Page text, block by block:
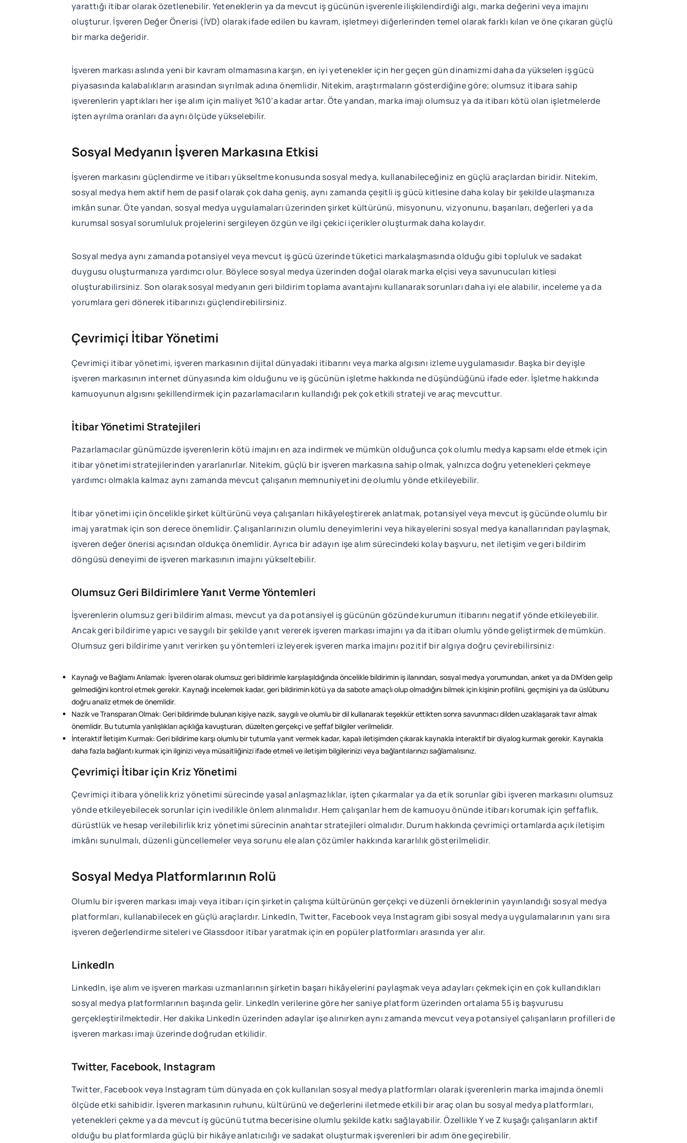
yarattığı itibar olarak özetlenebilir. Yeteneklerin ya da mevcut iş gücünün işverenle ilişkilendirdiği algı, marka değerini veya imajını
oluşturur. İşveren Değer Önerisi (İVD) olarak ifade edilen bu kavram, işletmeyi diğerlerinden temel olarak farklı kılan ve öne çıkaran güçlü
bir marka değeridir.
İşveren markası aslında yeni bir kavram olmamasına karşın, en iyi yetenekler için her geçen gün dinamizmi daha da yükselen iş gücü
piyasasında kalabalıkların arasından sıyrılmak adına önemlidir. Nitekim, araştırmaların gösterdiğine göre; olumsuz itibara sahip
işverenlerin yaptıkları her işe alım için maliyet %10’a kadar artar. Öte yandan, marka imajı olumsuz ya da itibarı kötü olan işletmelerde
işten ayrılma oranları da aynı ölçüde yükselebilir.
Sosyal Medyanın İşveren Markasına Etkisi
İşveren markasını güçlendirme ve itibarı yükseltme konusunda sosyal medya, kullanabileceğiniz en güçlü araçlardan biridir. Nitekim,
sosyal medya hem aktif hem de pasif olarak çok daha geniş, aynı zamanda çeşitli iş gücü kitlesine daha kolay bir şekilde ulaşmanıza
imkân sunar. Öte yandan, sosyal medya uygulamaları üzerinden şirket kültürünü, misyonunu, vizyonunu, başarıları, değerleri ya da
kurumsal sosyal sorumluluk projelerini sergileyen özgün ve ilgi çekici içerikler oluşturmak daha kolaydır.
Sosyal medya aynı zamanda potansiyel veya mevcut iş gücü üzerinde tüketici markalaşmasında olduğu gibi topluluk ve sadakat
duygusu oluşturmanıza yardımcı olur. Böylece sosyal medya üzerinden doğal olarak marka elçisi veya savunucuları kitlesi
oluşturabilirsiniz. Son olarak sosyal medyanın geri bildirim toplama avantajını kullanarak sorunları daha iyi ele alabilir, inceleme ya da
yorumlara geri dönerek itibarınızı güçlendirebilirsiniz.
Çevrimiçi İtibar Yönetimi
Çevrimiçi itibar yönetimi, işveren markasının dijital dünyadaki itibarını veya marka algısını izleme uygulamasıdır. Başka bir deyişle
işveren markasının internet dünyasında kim olduğunu ve iş gücünün işletme hakkında ne düşündüğünü ifade eder. İşletme hakkında
kamuoyunun algısını şekillendirmek için pazarlamacıların kullandığı pek çok etkili strateji ve araç mevcuttur.
İtibar Yönetimi Stratejileri
Pazarlamacılar günümüzde işverenlerin kötü imajını en aza indirmek ve mümkün olduğunca çok olumlu medya kapsamı elde etmek için
itibar yönetimi stratejilerinden yararlanırlar. Nitekim, güçlü bir işveren markasına sahip olmak, yalnızca doğru yetenekleri çekmeye
yardımcı olmakla kalmaz aynı zamanda mevcut çalışanın memnuniyetini de olumlu yönde etkileyebilir.
İtibar yönetimi için öncelikle şirket kültürünü veya çalışanları hikâyeleştirerek anlatmak, potansiyel veya mevcut iş gücünde olumlu bir
imaj yaratmak için son derece önemlidir. Çalışanlarınızın olumlu deneyimlerini veya hikayelerini sosyal medya kanallarından paylaşmak,
işveren değer önerisi açısından oldukça önemlidir. Ayrıca bir adayın işe alım sürecindeki kolay başvuru, net iletişim ve geri bildirim
döngüsü deneyimi de işveren markasının imajını yükseltebilir.
Olumsuz Geri Bildirimlere Yanıt Verme Yöntemleri
İşverenlerin olumsuz geri bildirim alması, mevcut ya da potansiyel iş gücünün gözünde kurumun itibarını negatif yönde etkileyebilir.
Ancak geri bildirime yapıcı ve saygılı bir şekilde yanıt vererek işveren markası imajını ya da itibarı olumlu yönde geliştirmek de mümkün.
Olumsuz geri bildirime yanıt verirken şu yöntemleri izleyerek işveren marka imajını pozitif bir algıya doğru çevirebilirsiniz:
Kaynağı ve Bağlamı Anlamak: İşveren olarak olumsuz geri bildirimle karşılaşıldığında öncelikle bildirimin iş ilanından, sosyal medya yorumundan, anket ya da DM’den gelip
gelmediğini kontrol etmek gerekir. Kaynağı incelemek kadar, geri bildirimin kötü ya da sabote amaçlı olup olmadığını bilmek için kişinin profilini, geçmişini ya da üslûbunu
doğru analiz etmek de önemlidir.
Nazik ve Transparan Olmak: Geri bildirimde bulunan kişiye nazik, saygılı ve olumlu bir dil kullanarak teşekkür ettikten sonra savunmacı dilden uzaklaşarak tavır almak
önemlidir. Bu tutumla yanlışlıkları açıklığa kavuşturan, düzelten gerçekçi ve şeffaf bilgiler verilmelidir.
İnteraktif İletişim Kurmak: Geri bildirime karşı olumlu bir tutumla yanıt vermek kadar, kapalı iletişimden çıkarak kaynakla interaktif bir diyalog kurmak gerekir. Kaynakla
daha fazla bağlantı kurmak için ilginizi veya müsaitliğinizi ifade etmeli ve iletişim bilgilerinizi veya bağlantılarınızı sağlamalısınız.
Çevrimiçi İtibar için Kriz Yönetimi
Çevrimiçi itibara yönelik kriz yönetimi sürecinde yasal anlaşmazlıklar, işten çıkarmalar ya da etik sorunlar gibi işveren markasını olumsuz
yönde etkileyebilecek sorunlar için ivedilikle önlem alınmalıdır. Hem çalışanlar hem de kamuoyu önünde itibarı korumak için şeffaflık,
dürüstlük ve hesap verilebilirlik kriz yönetimi sürecinin anahtar stratejileri olmalıdır. Durum hakkında çevrimiçi ortamlarda açık iletişim
imkânı sunulmalı, düzenli güncellemeler veya sorunu ele alan çözümler hakkında kararlılık gösterilmelidir.
Sosyal Medya Platformlarının Rolü
Olumlu bir işveren markası imajı veya itibarı için şirketin çalışma kültürünün gerçekçi ve düzenli örneklerinin yayınlandığı sosyal medya
platformları, kullanabilecek en güçlü araçlardır. LinkedIn, Twitter, Facebook veya Instagram gibi sosyal medya uygulamalarının yanı sıra
işveren değerlendirme siteleri ve Glassdoor itibar yaratmak için en popüler platformları arasında yer alır.
LinkedIn
LinkedIn, işe alım ve işveren markası uzmanlarının şirketin başarı hikâyelerini paylaşmak veya adayları çekmek için en çok kullandıkları
sosyal medya platformlarının başında gelir. LinkedIn verilerine göre her saniye platform üzerinden ortalama 55 iş başvurusu
gerçekleştirilmektedir. Her dakika LinkedIn üzerinden adaylar işe alınırken aynı zamanda mevcut veya potansiyel çalışanların profilleri de
işveren markası imajı üzerinde doğrudan etkilidir.
Twitter, Facebook, Instagram
Twitter, Facebook veya Instagram tüm dünyada en çok kullanılan sosyal medya platformları olarak işverenlerin marka imajında önemli
ölçüde etki sahibidir. İşveren markasının ruhunu, kültürünü ve değerlerini iletmede etkili bir araç olan bu sosyal medya platformları,
yetenekleri çekme ya da mevcut iş gücünü tutma becerisine olumlu şekilde katkı sağlayabilir. Özellikle Y ve Z kuşağı çalışanların aktif
olduğu bu platformlarda güçlü bir hikâye anlatıcılığı ve sadakat oluşturmak işverenleri bir adım öne geçirebilir.